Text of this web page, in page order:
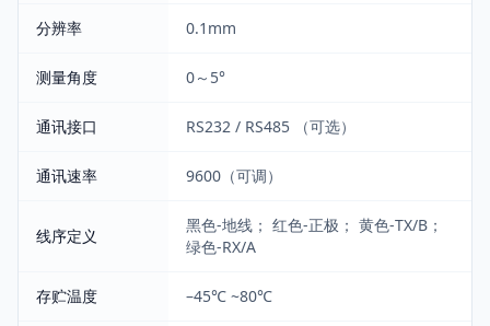
分辨率 0.1mm
测量角度 0～5°
通讯接口 RS232 / RS485 （可选）
通讯速率 9600（可调）
线序定义
黑色-地线； 红色-正极； 黄色-TX/B；
绿色-RX/A
存贮温度 –45℃ ~80℃